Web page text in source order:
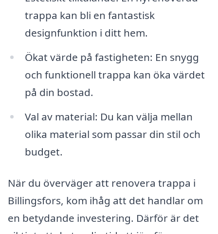
trappa kan bli en fantastisk
designfunktion i ditt hem.
Ökat värde på fastigheten: En snygg
och funktionell trappa kan öka värdet
på din bostad.
Val av material: Du kan välja mellan
olika material som passar din stil och
budget.
När du överväger att renovera trappa i
Billingsfors, kom ihåg att det handlar om
en betydande investering. Därför är det